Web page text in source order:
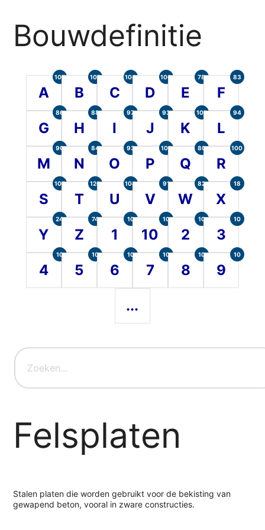
Bouwdefinitie
A
105
B
107
C
104
D
100
E
78
F
83
G
86
H
88
I
97
J
93
K
101
L
94
M
90
N
84
O
93
P
101
Q
80
R
100
S
107
T
120
U
104
V
91
W
82
X
18
Y
24
Z
74
1
10
10
10
2
10
3
10
4
10
5
10
6
10
7
10
8
10
9
10
...
Felsplaten
Stalen platen die worden gebruikt voor de bekisting van
gewapend beton, vooral in zware constructies.